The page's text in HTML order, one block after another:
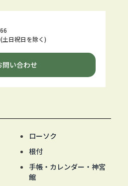
日祝日を除く)
問い合わせ
ローソク
根付
手帳・カレンダー・神宮
館